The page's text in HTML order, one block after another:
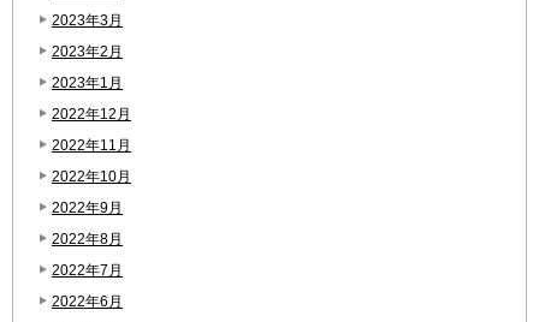
2023年3月
2023年2月
2023年1月
2022年12月
2022年11月
2022年10月
2022年9月
2022年8月
2022年7月
2022年6月